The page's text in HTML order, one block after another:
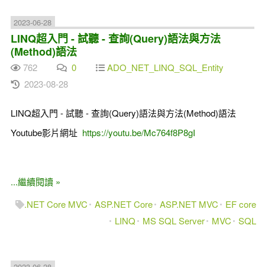
2023-06-28
LINQ超入門 - 試聽 - 查詢(Query)語法與方法
(Method)語法
762 0
ADO_NET_LINQ_SQL_Entity
2023-08-28
LINQ超入門 - 試聽 - 查詢(Query)語法與方法(Method)語法
Youtube影片網址 https://youtu.be/Mc764f8P8gI
...繼續閱讀 »
.NET Core MVC
ASP.NET Core ASP.NET MVC
EF core
LINQ
MS SQL Server MVC SQL